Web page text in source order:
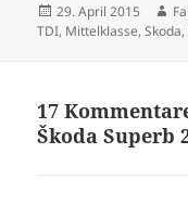
Veröffentlicht
am
29. April 2015
TDI, Mittelklasse,Skoda,
17
Škoda Superb